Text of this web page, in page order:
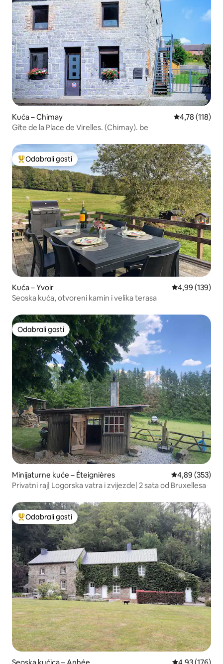
Kuća – Chimay Prosječna
4,78 (118)
Gîte de la Place de Virelles. (Chimay). be
Među najviše rangiranima s oznakom „Odabrali gosti”
Odabrali gosti
Kuća – Yvoir Prosječna
4,99 (139)
Seoska kuća, otvoreni kamin i velika terasa
Odabrali gosti
Odabrali gosti
Minijaturne kuće – Éteignières Prosječna
4,89 (353)
Privatni raj| Logorska vatra i zvijezde| 2 sata od Bruxellesa
Među najviše rangiranima s oznakom „Odabrali gosti”
Odabrali gosti